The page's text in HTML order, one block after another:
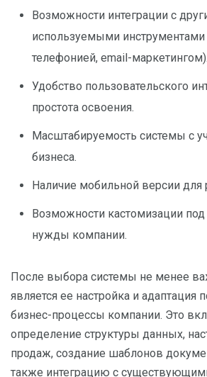
Возможности интеграции с
используемыми
телефонией, email-маркетингом).
Удобство пользовательского
простота освоения.
Масштабируемость системы с
бизнеса.
Наличие мобильной версии для
Возможности кастомизации
нужды компании.
После выбора системы не менее
является ее настройка и адаптация
бизнес-процессы компании. Это
определение структуры данных,
продаж, создание шаблонов
также интеграцию с